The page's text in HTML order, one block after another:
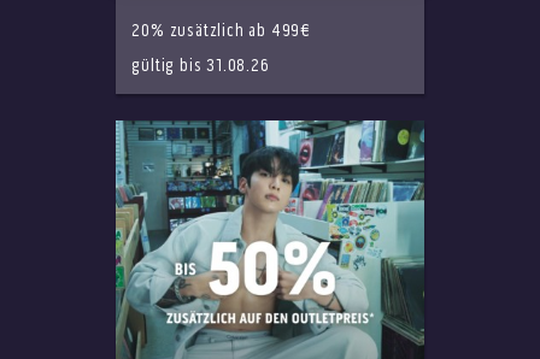
20% zusätzlich ab 499€
gültig bis 31.08.26